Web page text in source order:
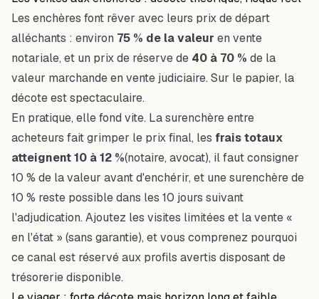
Les enchères font rêver avec leurs prix de départ
alléchants : environ 75 % de la valeur en vente
notariale, et un prix de réserve de 40 à 70 % de la
valeur marchande en vente judiciaire. Sur le papier, la
décote est spectaculaire.
En pratique, elle fond vite. La surenchère entre
acheteurs fait grimper le prix final, les frais totaux
atteignent 10 à 12 %(notaire, avocat), il faut consigner
10 % de la valeur avant d'enchérir, et une surenchère de
10 % reste possible dans les 10 jours suivant
l'adjudication. Ajoutez les visites limitées et la vente «
en l'état » (sans garantie), et vous comprenez pourquoi
ce canal est réservé aux profils avertis disposant de
trésorerie disponible.